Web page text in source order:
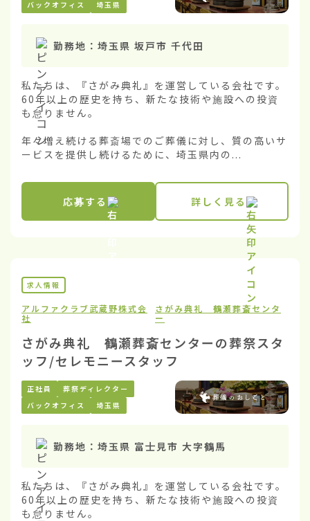
バックオフィス 埼玉県
勤務地： 埼玉県 坂戸市 千代田
私たちは、『さがみ典礼』を運営している会社です。
60年以上の歴史を持ち、新たな技術や施設への投資
も怠りません。
年々増え続ける葬斎場でのご葬儀に対し、質の高いサ
ービスを提供し続けるために、埼玉県内の...
応募する 詳しく見る
求人情報
アルファクラブ武蔵野株式会
社
さがみ典礼 鶴瀬葬斎センタ
ー
さがみ典礼 鶴瀬葬斎センターの葬祭スタ
ッフ/セレモニースタッフ
正社員
葬祭ディレクター
バックオフィス
埼玉県
勤務地： 埼玉県 富士見市 大字鶴馬
私たちは、『さがみ典礼』を運営している会社です。
60年以上の歴史を持ち、新たな技術や施設への投資
も怠りません。